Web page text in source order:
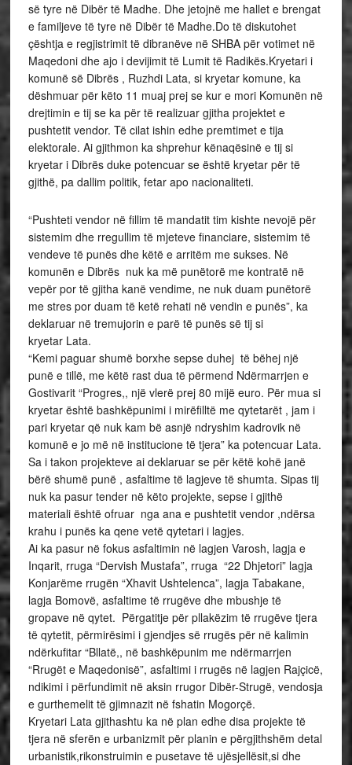
së tyre në Dibër të Madhe. Dhe jetojnë me hallet e brengat
e familjeve të tyre në Dibër të Madhe.Do të diskutohet
çështja e regjistrimit të dibranëve në SHBA për votimet në
Maqedoni dhe ajo i devijimit të Lumit të Radikës.Kryetari i
komunë së Dibrës , Ruzhdi Lata, si kryetar komune, ka
dëshmuar për këto 11 muaj prej se kur e mori Komunën në
drejtimin e tij se ka për të realizuar gjitha projektet e
pushtetit vendor. Të cilat ishin edhe premtimet e tija
elektorale. Ai gjithmon ka shprehur kënaqësinë e tij si
kryetar i Dibrës duke potencuar se është kryetar për të
gjithë, pa dallim politik, fetar apo nacionaliteti.
“Pushteti vendor në fillim të mandatit tim kishte nevojë për
sistemim dhe rregullim të mjeteve financiare, sistemim të
vendeve të punës dhe këtë e arritëm me sukses. Në
komunën e Dibrës nuk ka më punëtorë me kontratë në
vepër por të gjitha kanë vendime, ne nuk duam punëtorë
me stres por duam të ketë rehati në vendin e punës”, ka
deklaruar në tremujorin e parë të punës së tij si
kryetar Lata.
“Kemi paguar shumë borxhe sepse duhej të bëhej një
punë e tillë, me këtë rast dua të përmend Ndërmarrjen e
Gostivarit “Progres,, një vlerë prej 80 mijë euro. Për mua si
kryetar është bashkëpunimi i mirëfilltë me qytetarët , jam i
pari kryetar që nuk kam bë asnjë ndryshim kadrovik në
komunë e jo më në institucione të tjera” ka potencuar Lata.
Sa i takon projekteve ai deklaruar se për këtë kohë janë
bërë shumë punë , asfaltime të lagjeve të shumta. Sipas tij
nuk ka pasur tender në këto projekte, sepse i gjithë
materiali është ofruar nga ana e pushtetit vendor ,ndërsa
krahu i punës ka qene vetë qytetari i lagjes.
Ai ka pasur në fokus asfaltimin në lagjen Varosh, lagja e
Inqarit, rruga “Dervish Mustafa”, rruga “22 Dhjetori” lagja
Konjarëme rrugën “Xhavit Ushtelenca”, lagja Tabakane,
lagja Bomovë, asfaltime të rrugëve dhe mbushje të
gropave në qytet. Përgatitje për pllakëzim të rrugëve tjera
të qytetit, përmirësimi i gjendjes së rrugës për në kalimin
ndërkufitar “Bllatë,, në bashkëpunim me ndërmarrjen
“Rrugët e Maqedonisë”, asfaltimi i rrugës në lagjen Rajçicë,
ndikimi i përfundimit në aksin rrugor Dibër-Strugë, vendosja
e gurthemelit të gjimnazit në fshatin Mogorçë.
Kryetari Lata gjithashtu ka në plan edhe disa projekte të
tjera në sferën e urbanizmit për planin e përgjithshëm detal
urbanistik,rikonstruimin e pusetave të ujësjellësit,si dhe